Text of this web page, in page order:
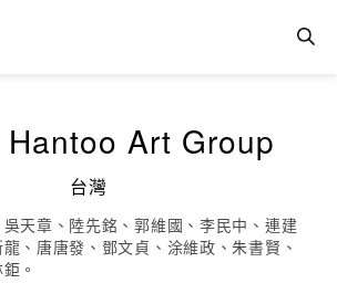
Hantoo Art Group
台灣
天章、陸先銘、郭維國、李民中、連建
、唐唐發、鄧文貞、涂維政、朱書賢、
。